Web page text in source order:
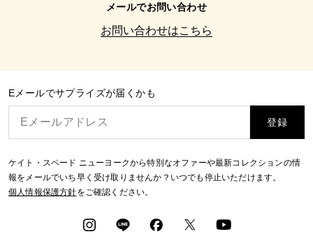
メールでお問い合わせ
お問い合わせはこちら
Eメールでサプライズが届くかも
登録
ケイト・スペード ニューヨークから特別なオファーや最新コレクションの情
報をメールでいち早く受け取りませんか？いつでも停止いただけます。
個人情報保護方針をご確認ください。